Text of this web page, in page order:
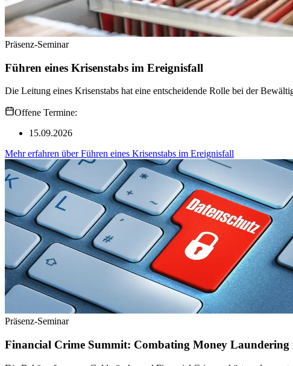
Präsenz-Seminar
Führen eines Krisenstabs im Ereignisfall
Die Leitung eines Krisenstabs hat eine entscheidende Rolle bei der
Offene Termine:
15.09.2026
Mehr erfahren überFühren eines Krisenstabs im Ereignisfall
Präsenz-Seminar
Financial Crime Summit: Combating Money Laundering